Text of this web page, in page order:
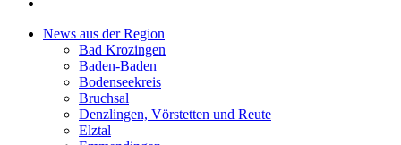
News aus der Region
Bad Krozingen
Baden-Baden
Bodenseekreis
Bruchsal
Denzlingen, Vörstetten und Reute
Elztal